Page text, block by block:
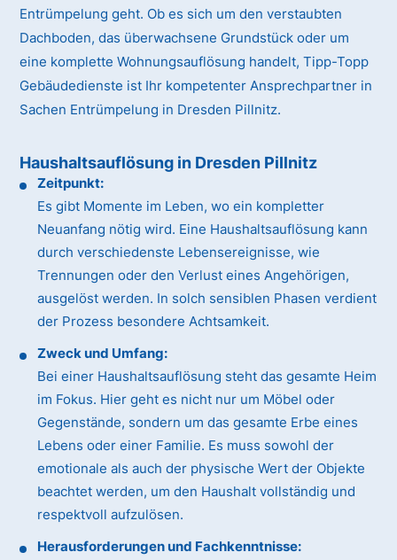
Entrümpelung geht. Ob es sich um den verstaubten
Dachboden, das überwachsene Grundstück oder um
eine komplette Wohnungsauflösung handelt, Tipp-Topp
Gebäudedienste ist Ihr kompetenter Ansprechpartner in
Sachen Entrümpelung in Dresden Pillnitz.
Haushaltsauflösung in Dresden Pillnitz
Zeitpunkt:
Es gibt Momente im Leben, wo ein kompletter
Neuanfang nötig wird. Eine Haushaltsauflösung kann
durch verschiedenste Lebensereignisse, wie
Trennungen oder den Verlust eines Angehörigen,
ausgelöst werden. In solch sensiblen Phasen verdient
der Prozess besondere Achtsamkeit.
Zweck und Umfang:
Bei einer Haushaltsauflösung steht das gesamte Heim
im Fokus. Hier geht es nicht nur um Möbel oder
Gegenstände, sondern um das gesamte Erbe eines
Lebens oder einer Familie. Es muss sowohl der
emotionale als auch der physische Wert der Objekte
beachtet werden, um den Haushalt vollständig und
respektvoll aufzulösen.
Herausforderungen und Fachkenntnisse: